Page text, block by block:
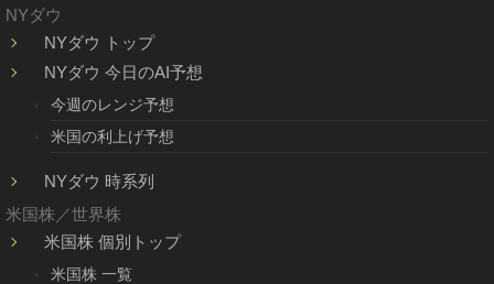
NYダウ
NYダウ トップ
NYダウ 今日のAI予想
今週のレンジ予想
米国の利上げ予想
NYダウ 時系列
米国株／世界株
米国株 個別トップ
米国株 一覧